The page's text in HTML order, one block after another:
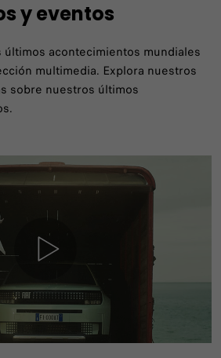
y eventos
últimos acontecimientos mundiales
multimedia. Explora nuestros
sobre nuestros últimos